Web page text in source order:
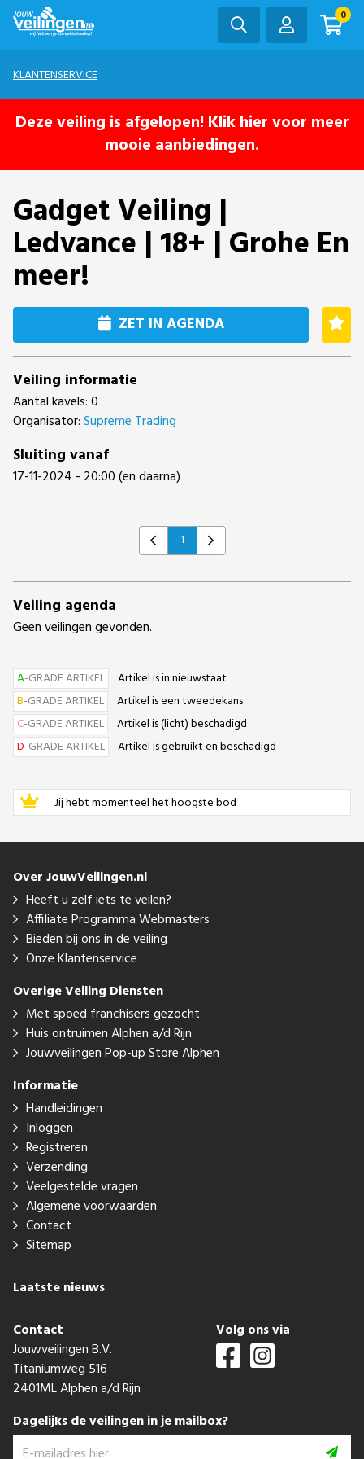
0
KLANTENSERVICE
Deze veiling is afgelopen! Klik hier voor meer
mooie aanbiedingen.
Gadget Veiling |
Ledvance | 18+ | Grohe En
meer!
ZET IN AGENDA
Veiling informatie
Aantal kavels: 0
Organisator:Supreme Trading
Sluiting vanaf
17-11-2024 - 20:00 (en daarna)
Previous
1 Next
Veiling agenda
Geen veilingen gevonden.
A-GRADE ARTIKEL
Artikel is in nieuwstaat
B-GRADE ARTIKEL
Artikel is een tweedekans
C-GRADE ARTIKEL
Artikel is (licht) beschadigd
D-GRADE ARTIKEL Artikel is gebruikt en beschadigd
Jij hebt momenteel het hoogste bod
Over JouwVeilingen.nl
Heeft u zelf iets te veilen?
Affiliate Programma Webmasters
Bieden bij ons in de veiling
Onze Klantenservice
Overige Veiling Diensten
Met spoed franchisers gezocht
Huis ontruimen Alphen a/d Rijn
Jouwveilingen Pop-up Store Alphen
Informatie
Handleidingen
Inloggen
Registreren
Verzending
Veelgestelde vragen
Algemene voorwaarden
Contact
Sitemap
Laatste nieuws
Contact
Jouwveilingen B.V.
Titaniumweg 516
2401ML Alphen a/d Rijn
Volg ons via
Dagelijks de veilingen in je mailbox?